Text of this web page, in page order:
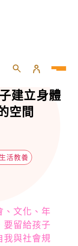
人，不導
建立身體
空間
活教養
、文化、年
要留給孩子
我與社會規